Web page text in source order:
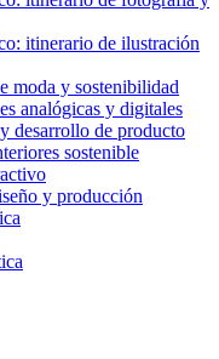
itinerario de ilustración
moda y sostenibilidad
analógicas y digitales
desarrollo de producto
sostenible
y producción